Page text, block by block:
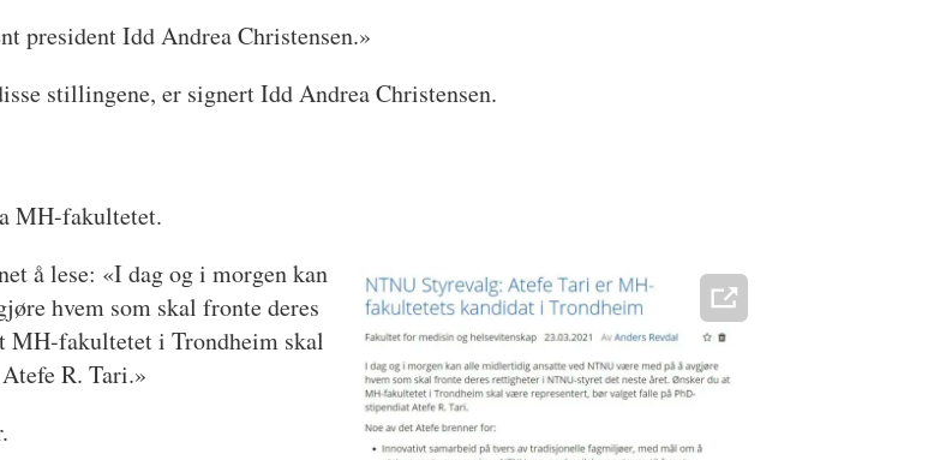
president Idd Andrea Christensen.»
stillingene, er signert Idd Andrea Christensen.
MH-fakultetet.
å lese: «I dag og i morgen kan
hvem som skal fronte deres
MH-fakultetet i Trondheim skal
R. Tari.»